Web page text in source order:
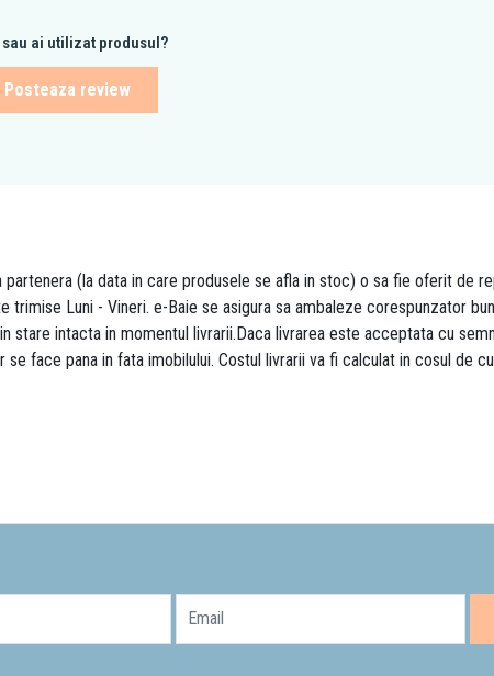
sau ai utilizat produsul?
Posteaza review
(la data in care produsele se afla in stoc) o sa fie oferit de
Luni - Vineri. e-Baie se asigura sa ambaleze corespunzator
intacta in momentul livrarii.Daca livrarea este acceptata cu
face pana in fata imobilului. Costul livrarii va fi calculat in cosul de
Email